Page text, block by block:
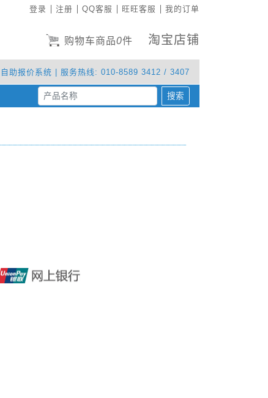
登录 注册 QQ客服 旺旺客服 我的订单
购物车商品0件 淘宝店铺
自助报价系统 | 服务热线: 010-8589 3412 / 3407
搜索